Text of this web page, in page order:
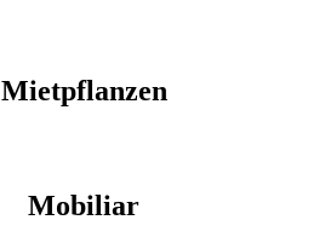
Mietpflanzen
Mobiliar